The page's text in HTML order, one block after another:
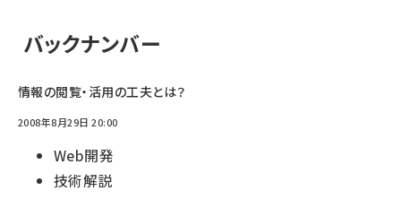
バックナンバー
情報の閲覧・活用の工夫とは？
2008年8月29日 20:00
Web開発
技術解説